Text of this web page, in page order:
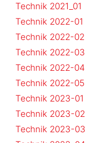
Technik 2021_01
Technik 2022-01
Technik 2022-02
Technik 2022-03
Technik 2022-04
Technik 2022-05
Technik 2023-01
Technik 2023-02
Technik 2023-03